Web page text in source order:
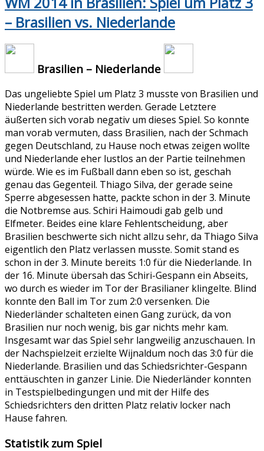
– Brasilien vs. Niederlande
Brasilien – Niederlande
Das ungeliebte Spiel um Platz 3 musste von Brasilien und
Niederlande bestritten werden. Gerade Letztere
äußerten sich vorab negativ um dieses Spiel. So konnte
man vorab vermuten, dass Brasilien, nach der Schmach
gegen Deutschland, zu Hause noch etwas zeigen wollte
und Niederlande eher lustlos an der Partie teilnehmen
würde. Wie es im Fußball dann eben so ist, geschah
genau das Gegenteil. Thiago Silva, der gerade seine
Sperre abgesessen hatte, packte schon in der 3. Minute
die Notbremse aus. Schiri Haimoudi gab gelb und
Elfmeter. Beides eine klare Fehlentscheidung, aber
Brasilien beschwerte sich nicht allzu sehr, da Thiago Silva
eigentlich den Platz verlassen musste. Somit stand es
schon in der 3. Minute bereits 1:0 für die Niederlande. In
der 16. Minute übersah das Schiri-Gespann ein Abseits,
wo durch es wieder im Tor der Brasilianer klingelte. Blind
konnte den Ball im Tor zum 2:0 versenken. Die
Niederländer schalteten einen Gang zurück, da von
Brasilien nur noch wenig, bis gar nichts mehr kam.
Insgesamt war das Spiel sehr langweilig anzuschauen. In
der Nachspielzeit erzielte Wijnaldum noch das 3:0 für die
Niederlande. Brasilien und das Schiedsrichter-Gespann
enttäuschten in ganzer Linie. Die Niederländer konnten
in Testspielbedingungen und mit der Hilfe des
Schiedsrichters den dritten Platz relativ locker nach
Hause fahren.
Statistik zum Spiel